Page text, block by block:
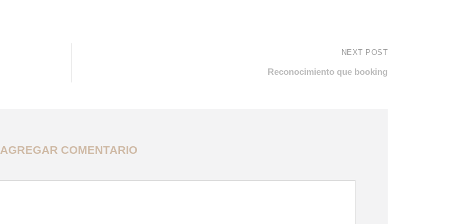
NEXT POST
Reconocimiento que booking
AGREGAR COMENTARIO